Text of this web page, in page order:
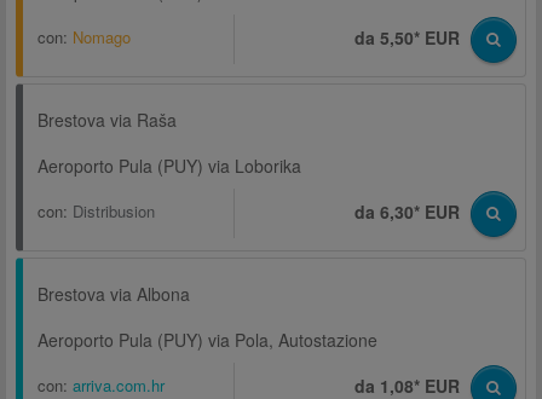
con: Nomago da 5,50* EUR
Brestova via Raša
Aeroporto Pula (PUY) via Loborika
con: Distribusion da 6,30* EUR
Brestova via Albona
Aeroporto Pula (PUY) via Pola, Autostazione
con: arriva.com.hr da 1,08* EUR